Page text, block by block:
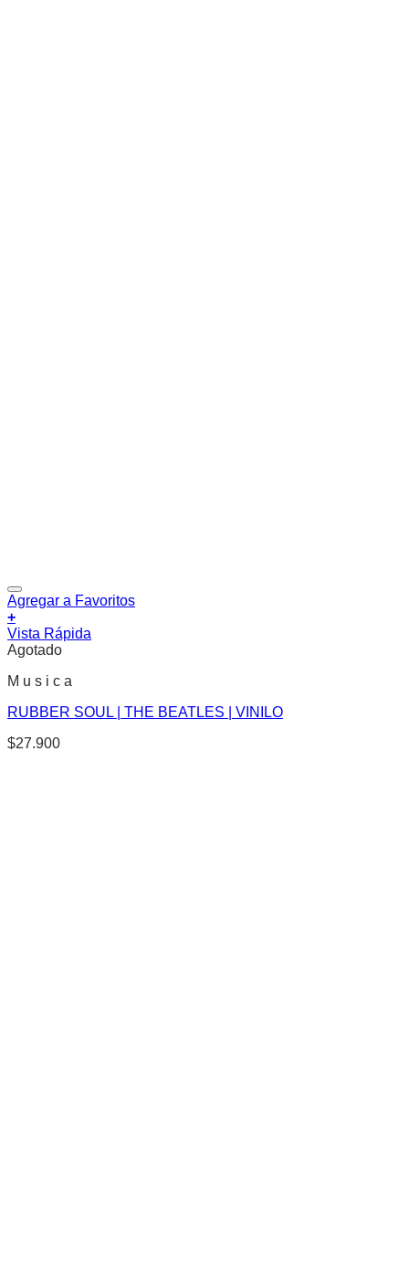
Agregar a Favoritos
+
Vista Rápida
Agotado
M u s i c a
RUBBER SOUL | THE BEATLES | VINILO
$27.900